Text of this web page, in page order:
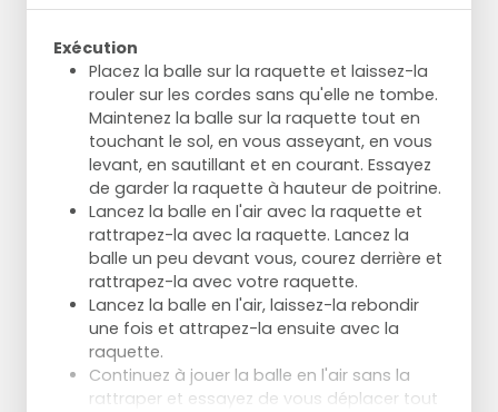
Exécution
Placez la balle sur la raquette et laissez-la
rouler sur les cordes sans qu'elle ne tombe.
Maintenez la balle sur la raquette tout en
touchant le sol, en vous asseyant, en vous
levant, en sautillant et en courant. Essayez
de garder la raquette à hauteur de poitrine.
Lancez la balle en l'air avec la raquette et
rattrapez-la avec la raquette. Lancez la
balle un peu devant vous, courez derrière et
rattrapez-la avec votre raquette.
Lancez la balle en l'air, laissez-la rebondir
une fois et attrapez-la ensuite avec la
raquette.
Continuez à jouer la balle en l'air sans la
rattraper et essayez de vous déplacer tout